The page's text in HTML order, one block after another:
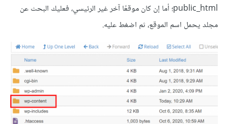
public_html؛ أما إن كان موقعًا آخر غير الرئيسي، فعليك البحث عن
مجلد يحمل اسم الموقع، ثم اضغط عليه.